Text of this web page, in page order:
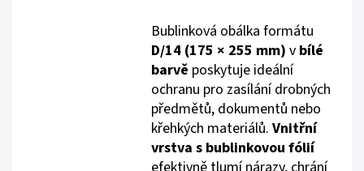
Bublinková obálka formátu
D/14 (175 × 255 mm) v bílé
barvě poskytuje ideální
ochranu pro zasílání drobných
předmětů, dokumentů nebo
křehkých materiálů.Vnitřní
vrstva s bublinkovou fólií